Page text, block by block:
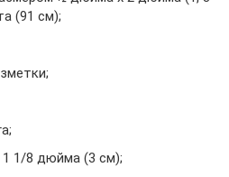
(91 см);
1/8 дюйма (3 см);